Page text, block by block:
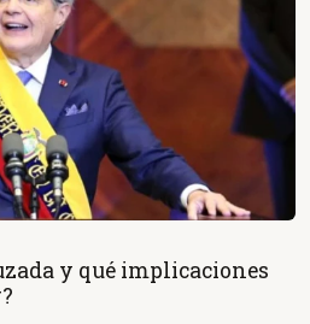
y qué implicaciones